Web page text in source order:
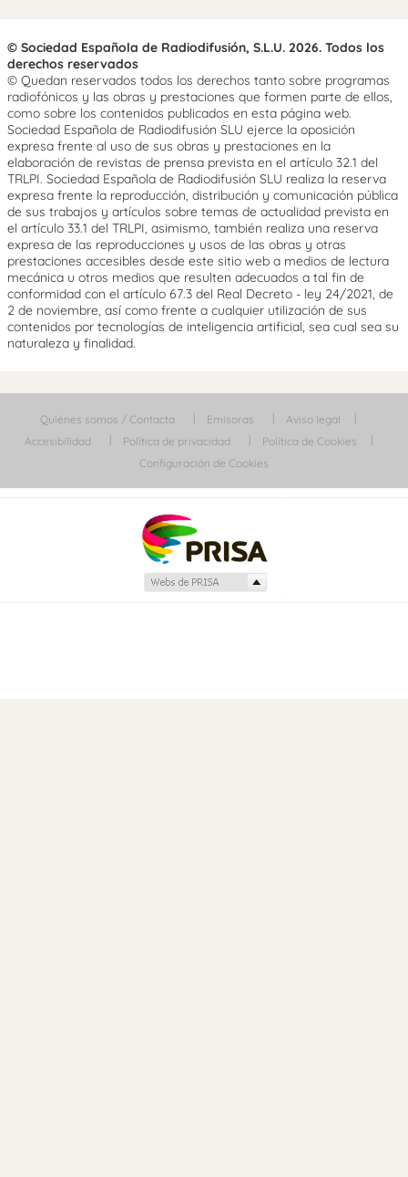
© Sociedad Española de Radiodifusión, S.L.U. 2026. Todos los
derechos reservados
© Quedan reservados todos los derechos tanto sobre programas
radiofónicos y las obras y prestaciones que formen parte de ellos,
como sobre los contenidos publicados en esta página web.
Sociedad Española de Radiodifusión SLU ejerce la oposición
expresa frente al uso de sus obras y prestaciones en la
elaboración de revistas de prensa prevista en el artículo 32.1 del
TRLPI. Sociedad Española de Radiodifusión SLU realiza la reserva
expresa frente la reproducción, distribución y comunicación pública
de sus trabajos y artículos sobre temas de actualidad prevista en
el artículo 33.1 del TRLPI, asimismo, también realiza una reserva
expresa de las reproducciones y usos de las obras y otras
prestaciones accesibles desde este sitio web a medios de lectura
mecánica u otros medios que resulten adecuados a tal fin de
conformidad con el artículo 67.3 del Real Decreto - ley 24/2021, de
2 de noviembre, así como frente a cualquier utilización de sus
contenidos por tecnologías de inteligencia artificial, sea cual sea su
naturaleza y finalidad.
Quiénes somos / Contacta Emisoras
Aviso legal
Accesibilidad
Política de privacidad
Política de Cookies
Configuración de Cookies